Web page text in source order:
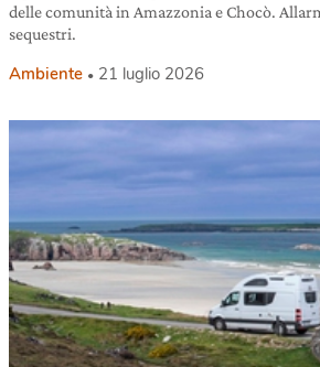
delle comunità in Amazzonia e Chocò.
sequestri.
Ambiente 21 luglio 2026